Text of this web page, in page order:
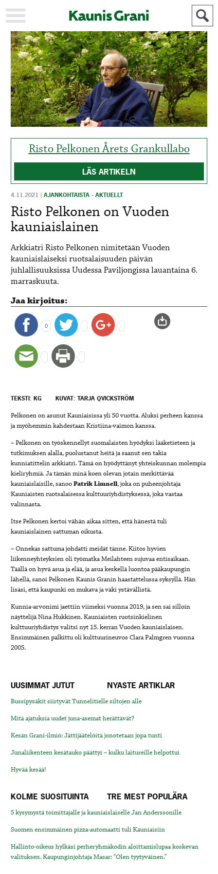
KAUPUNKI
STADEN
AJANKOHTAISTA
AKTUELLT
URHEILU
IDROTT
KULTTUURI
KULTUR
HISTORIA
HISTORIA
YLEINEN
ALLMÄN
MAINOSTAJILLE
FÖR
ANNONSÖRER
Risto Pelkonen Årets Grankullabo
LÄS ARTIKELN
4.11.2021 |AJANKOHTAISTA - AKTUELLT
Risto Pelkonen on Vuoden
kauniaislainen
Arkkiatri Risto Pelkonen nimitetään Vuoden
kauniaislaiseksi ruotsalaisuuden päivän
juhlallisuuksissa Uudessa Paviljongissa lauantaina 6.
marraskuuta.
Jaa kirjoitus:
0
TEKSTI: KG KUVAT: TARJA QVICKSTRÖM
Pelkonen on asunut Kauniaisissa yli 50 vuotta. Aluksi perheen kanssa
ja myöhemmin kahdestaan Kristiina-vaimon kanssa.
– Pelkonen on työskennellyt suomalaisten hyödyksi lääketieteen ja
tutkimuksen alalla, puolustanut heitä ja saanut sen takia
kunniatittelin arkkiatri. Tämä on hyödyttänyt yhteiskunnan molempia
kieliryhmiä. Ja tämän minä koen olevan jotain merkittävää
kauniaislaisille, sanooPatrik Limnell, joka on puheenjohtaja
Kauniaisten ruotsalaisessa kulttuuriyhdistyksessä, joka vastaa
valinnasta.
Itse Pelkonen kertoi vähän aikaa sitten, että hänestä tuli
kauniaislainen sattuman oikusta.
– Onnekas sattuma johdatti meidät tänne. Kiitos hyvien
liikenneyhteyksien oli työmatka Meilahteen sujuvaa entisaikaan.
Täällä on hyvä asua ja elää, ja asua keskellä luontoa pääkaupungin
lähellä, sanoi Pelkonen Kaunis Granin haastattelussa syksyllä. Hän
lisäsi, että kaupunki on mukava ja väki ystävällistä.
Kunnia-arvonimi jaettiin viimeksi vuonna 2019, ja sen sai silloin
näyttelijä Nina Hukkinen. Kauniaisten ruotsinkielinen
kulttuuriyhdistys valitsi nyt 15. kerran Vuoden kauniaislaisen.
Ensimmäinen palkittu oli kulttuurineuvos Clara Palmgren vuonna
2005.
UUSIMMAT JUTUT NYASTE ARTIKLAR
Bussipysäkit siirtyvät Tunnelitielle siltojen alle
Mitä ajatuksia uudet juna-asemat herättävät?
Kesän Grani-ilmiö: Jättijäätelöitä jonotetaan jopa tunti
Junaliikenteen kesätauko päättyi – kulku laitureille helpottui
Hyvää kesää!
KOLME SUOSITUINTA TRE MEST POPULÄRA
5 kysymystä toimittajalle ja kauniaislaiselle Jan Anderssonille
Suomen ensimmäinen pizza-automaatti tuli Kauniaisiin
Hallinto-oikeus hylkäsi perheryhmäkodin aloittamislupaa koskevan
valituksen. Kaupunginjohtaja Masar: “Olen tyytyväinen.”